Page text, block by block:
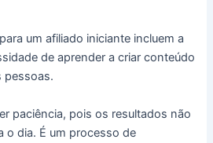
um afiliado iniciante incluem a
de aprender a criar conteúdo
pessoas.
paciência, pois os resultados não
o dia. É um processo de